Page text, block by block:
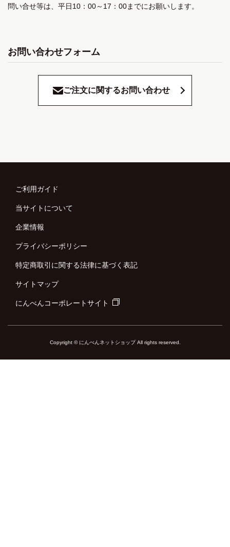
問い合せ等は、平日10：00～17：00までにお願いします。
お問い合わせフォーム
ご注文に関するお問い合わせ
ご利用ガイド
当サイトについて
企業情報
プライバシーポリシー
特定商取引に関する法律に基づく表記
サイトマップ
にんべんコーポレートサイト
Copyright © にんべんネットショップ All rights reserved.